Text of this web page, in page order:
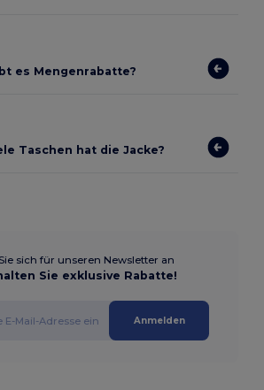
es Mengenrabatte?
Taschen hat die Jacke?
sich für unseren Newsletter an
Sie exklusive Rabatte!
Anmelden